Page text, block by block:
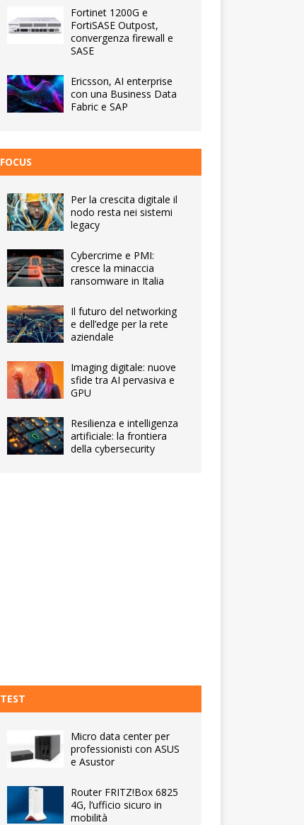
Fortinet 1200G e
FortiSASE Outpost,
convergenza firewall e
SASE
Ericsson, AI enterprise
con una Business Data
Fabric e SAP
FOCUS
Per la crescita digitale il
nodo resta nei sistemi
legacy
Cybercrime e PMI:
cresce la minaccia
ransomware in Italia
Il futuro del networking
e dell’edge per la rete
aziendale
Imaging digitale: nuove
sfide tra AI pervasiva e
GPU
Resilienza e intelligenza
artificiale: la frontiera
della cybersecurity
TEST
Micro data center per
professionisti con ASUS
e Asustor
Router FRITZ!Box 6825
4G, l’ufficio sicuro in
mobilità